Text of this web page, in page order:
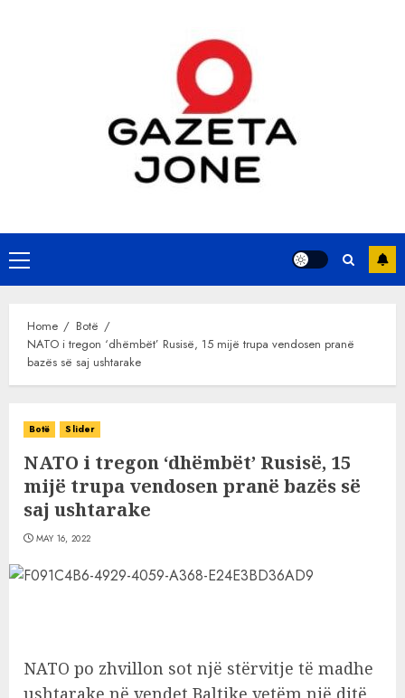
Primary
Menu
Home
Botë
NATO i tregon ‘dhëmbët’ Rusisë, 15 mijë trupa vendosen pranë
bazës së saj ushtarake
Botë Slider
NATO i tregon ‘dhëmbët’ Rusisë, 15
mijë trupa vendosen pranë bazës së
saj ushtarake
MAY 16, 2022
NATO po zhvillon sot një stërvitje të madhe
ushtarake në vendet Baltike vetëm një ditë